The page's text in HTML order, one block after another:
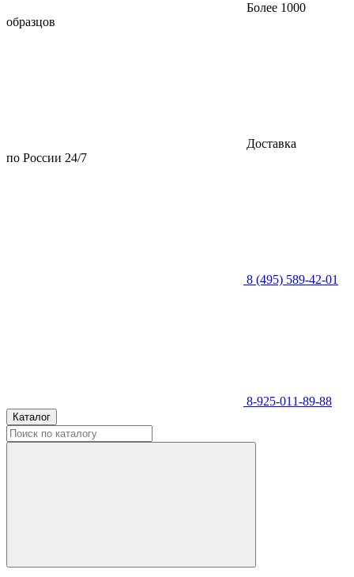
Более 1000
образцов
Доставка
по России 24/7
8 (495) 589-42-01
8-925-011-89-88
Каталог